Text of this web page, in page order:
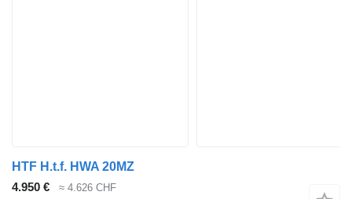
HTF H.t.f. HWA 20MZ
4.950 €
≈ 4.626 CHF